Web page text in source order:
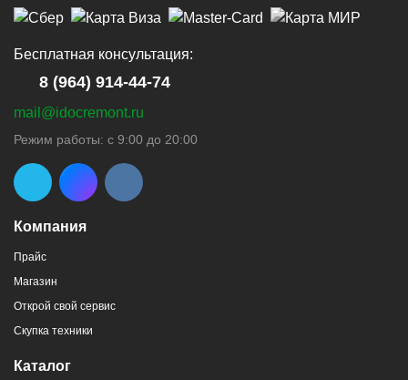
8 (964) 914-44-74
8 (964) 914-44-74
Компания
Прайс
Магазин
Открой свой сервис
Скупка техники
Каталог
Бесплатная консультация:
8 (964) 914-44-74
mail@idocremont.ru
Режим работы: с 9:00 до 20:00